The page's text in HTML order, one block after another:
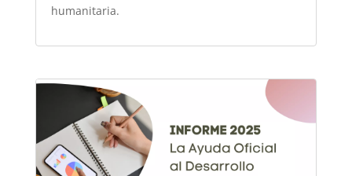
humanitaria.